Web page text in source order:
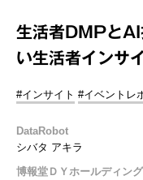
生活者DMPとAI
い生活者インサ
#インサイト #イベントレ
DataRobot
シバタ アキラ
博報堂ＤＹホールディン